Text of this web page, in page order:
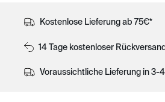
Kostenlose Lieferung ab 75€*
14 Tage kostenloser Rückversand
Voraussichtliche Lieferung in 3-